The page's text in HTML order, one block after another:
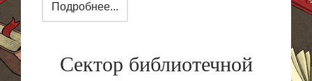
Подробнее...
Сектор библиотечной